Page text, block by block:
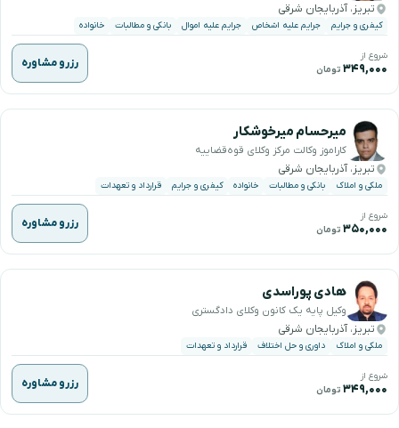
تبریز، آذربایجان شرقی
کیفری و جرایم جرایم علیه اشخاص جرایم علیه اموال بانکی و مطالبات خانواده
شروع از
۳۴۹,۰۰۰ تومان رزرو مشاوره
میرحسام میرخوشکار
کاراموز وکالت مرکز وکلای قوه‌قضاییه
تبریز، آذربایجان شرقی
ملکی و املاک بانکی و مطالبات خانواده کیفری و جرایم قرارداد و تعهدات
شروع از
۳۵۰,۰۰۰ تومان رزرو مشاوره
هادی پوراسدی
وکیل پایه یک کانون وکلای دادگستری
تبریز، آذربایجان شرقی
ملکی و املاک داوری و حل اختلاف قرارداد و تعهدات
شروع از
۳۴۹,۰۰۰ تومان رزرو مشاوره